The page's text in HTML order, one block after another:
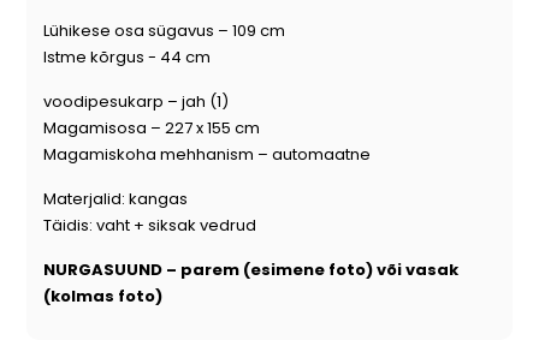
Lühikese osa sügavus – 109 cm
Istme kõrgus - 44 cm
voodipesukarp – jah (1)
Magamisosa – 227 x 155 cm
Magamiskoha mehhanism – automaatne
Materjalid: kangas
Täidis: vaht + siksak vedrud
NURGASUUND – parem (esimene foto) või vasak
(kolmas foto)